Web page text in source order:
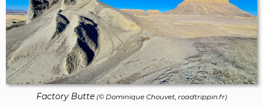
Factory Butte(© Dominique Chouvet, roadtrippin.fr)